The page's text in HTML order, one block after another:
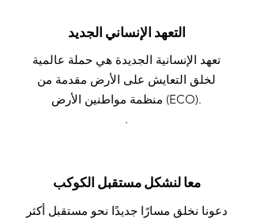
التعهد الإنساني الجديد
تعهد الإنسانية الجديدة هي حملة عالمية
لخلق التعايش على الأرض مقدمة من
منظمة مواطنين الأرض (ECO).
.
معا لنشكل مستقبل الكوكب
دعونا نخلق مسارًا جديدًا نحو مستقبل أكثر